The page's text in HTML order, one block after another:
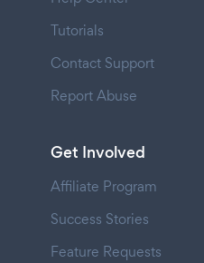
Tutorials
Contact Support
Report Abuse
Get Involved
Affiliate Program
Success Stories
Feature Requests